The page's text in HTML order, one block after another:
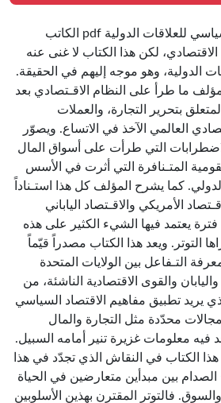
تحميل كتاب الإقتصاد السياسي للعلاقات الدولية pdf الكاتب
لكن هذا الكتاب لا غنى عنه
الدولية، وهو موجه إليهم في الحقيقة.
ما طرأ على النظام الاقـتصادي بعد
بتحرير التجارة، والعملات
العالمي الآخذ في الاتساع. ويصوّر
التي طرأت على أسواق المال
المتـنافرة التي أثرت في الأسس
كما يشرح المؤلف كل هذا استـناداً
الأمريكي والاقـتصاد الياباني
يعتمد فيها الشيء الكثير على هذه
التوتر. ويعد هذا الكتاب مصدراً قيّماً
التـفاعل بين الولايات المتحدة
والقوى الاقتصادية الناشئة، من
يريد تطبيق مفاهيم الاقتصاد السياسي
محدّدة مثل التجارة والمال
فيه معلومات غزيرة تنير أمامه السبيل.
الكتاب في النقاش الذي تجدّد في هذا
بين مبدأين متعارضين في الحياة
والسوق. فالتوتر المقترن بهذين الأسلوبين